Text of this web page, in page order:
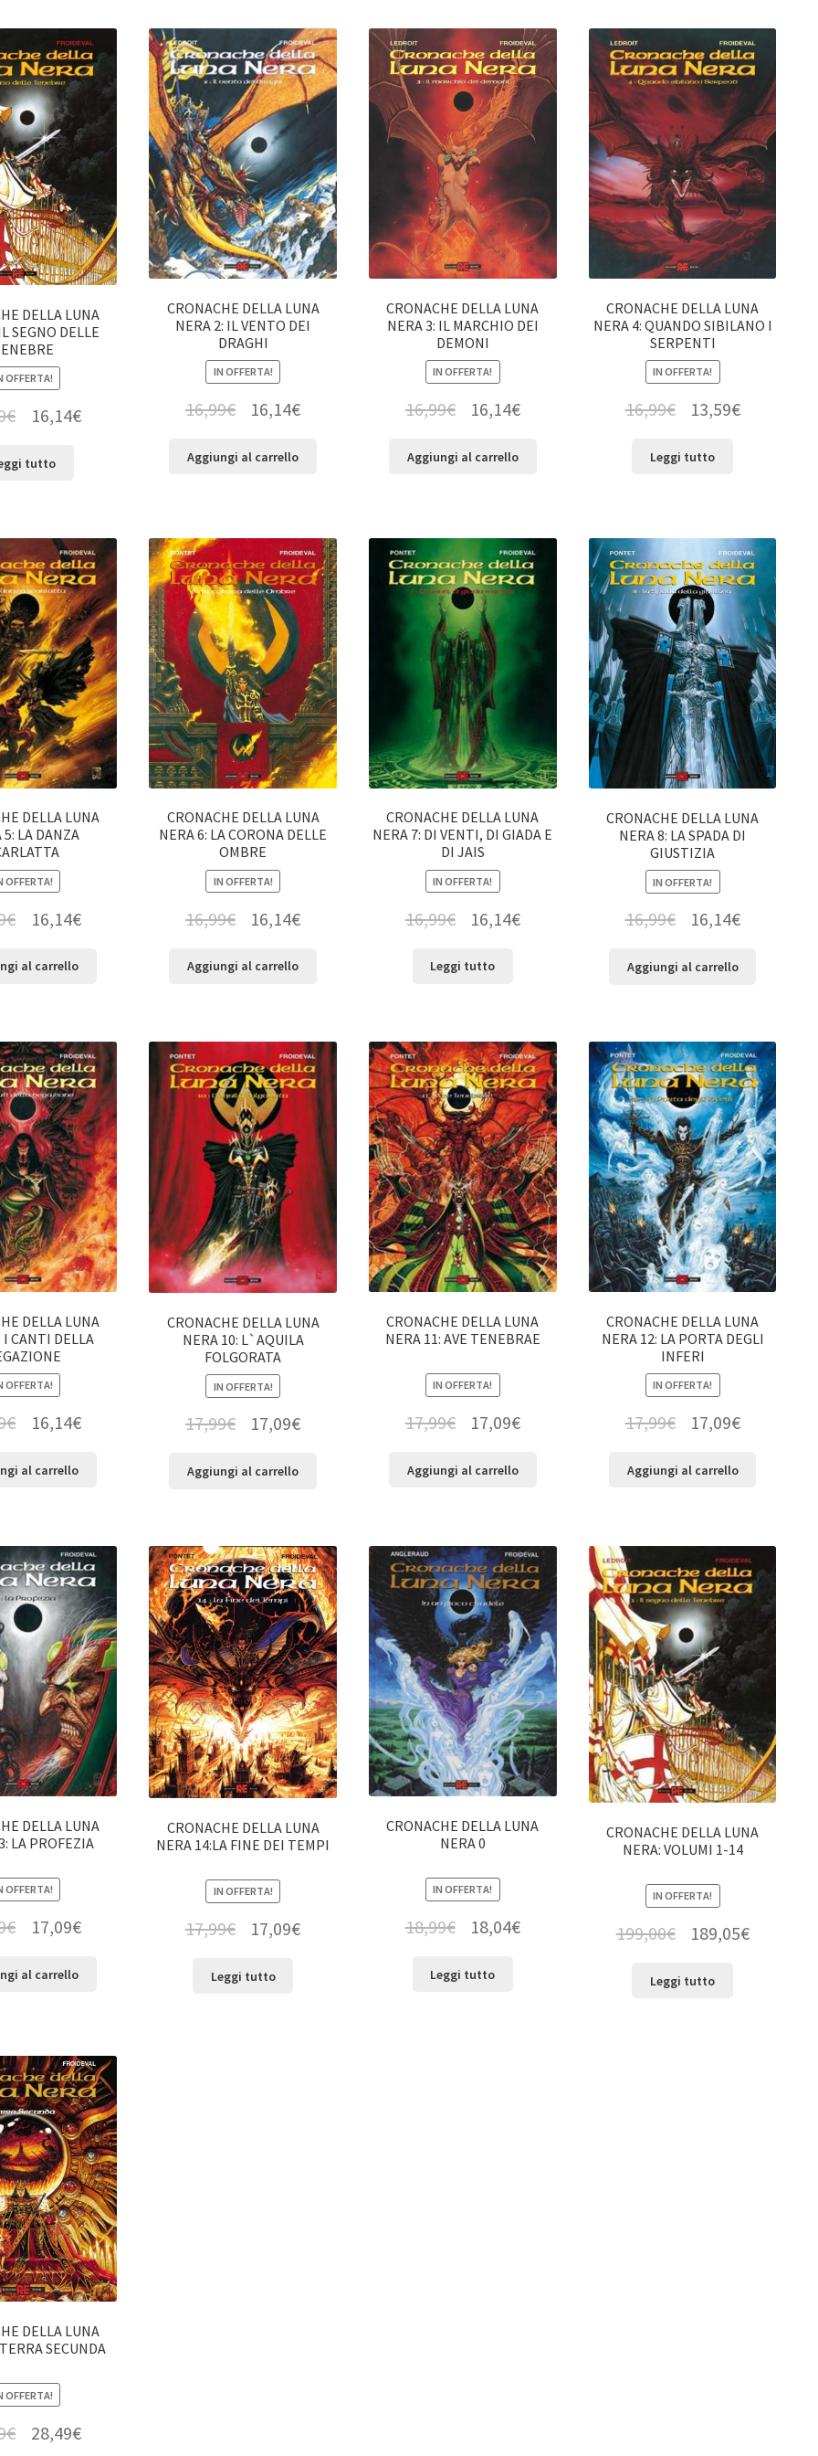
DELLA LUNA
SEGNO DELLE
OFFERTA!
€ 16,14€
tutto
CRONACHE DELLA LUNA
NERA 2: IL VENTO DEI
DRAGHI
IN OFFERTA!
16,99€ 16,14€
Aggiungi al carrello
CRONACHE DELLA LUNA
NERA 3: IL MARCHIO DEI
DEMONI
IN OFFERTA!
16,99€ 16,14€
Aggiungi al carrello
CRONACHE DELLA LUNA
NERA 4: QUANDO SIBILANO I
SERPENTI
IN OFFERTA!
16,99€ 13,59€
Leggi tutto
DELLA LUNA
5: LA DANZA
OFFERTA!
€ 16,14€
al carrello
CRONACHE DELLA LUNA
NERA 6: LA CORONA DELLE
OMBRE
IN OFFERTA!
16,99€ 16,14€
Aggiungi al carrello
CRONACHE DELLA LUNA
NERA 7: DI VENTI, DI GIADA E
DI JAIS
IN OFFERTA!
16,99€ 16,14€
Leggi tutto
CRONACHE DELLA LUNA
NERA 8: LA SPADA DI
GIUSTIZIA
IN OFFERTA!
16,99€ 16,14€
Aggiungi al carrello
DELLA LUNA
I CANTI DELLA
OFFERTA!
€ 16,14€
al carrello
CRONACHE DELLA LUNA
NERA 10: L`AQUILA
FOLGORATA
IN OFFERTA!
17,99€ 17,09€
Aggiungi al carrello
CRONACHE DELLA LUNA
NERA 11: AVE TENEBRAE
IN OFFERTA!
17,99€ 17,09€
Aggiungi al carrello
CRONACHE DELLA LUNA
NERA 12: LA PORTA DEGLI
INFERI
IN OFFERTA!
17,99€ 17,09€
Aggiungi al carrello
DELLA LUNA
LA PROFEZIA
OFFERTA!
€ 17,09€
al carrello
CRONACHE DELLA LUNA
NERA 14:LA FINE DEI TEMPI
IN OFFERTA!
17,99€ 17,09€
Leggi tutto
CRONACHE DELLA LUNA
NERA 0
IN OFFERTA!
18,99€ 18,04€
Leggi tutto
CRONACHE DELLA LUNA
NERA: VOLUMI 1-14
IN OFFERTA!
199,00€ 189,05€
Leggi tutto
DELLA LUNA
SECUNDA
OFFERTA!
€ 28,49€